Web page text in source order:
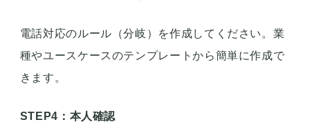
電話対応のルール（分岐）を作成してください。業
種やユースケースのテンプレートから簡単に作成で
きます。
STEP4：本人確認